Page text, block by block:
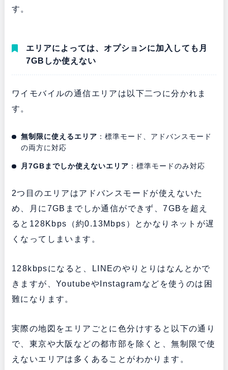
す。
エリアによっては、オプションに加入しても月
7GBしか使えない
ワイモバイルの通信エリアは以下二つに分かれま
す。
無制限に使えるエリア ：標準モード、アドバンスモード
の両方に対応
月7GBまでしか使えないエリア ：標準モードのみ対応
2つ目のエリアはアドバンスモードが使えないた
め、月に7GBまでしか通信ができず、7GBを超え
ると128Kbps（約0.13Mbps）とかなりネットが遅
くなってしまいます。
128kbpsになると、LINEのやりとりはなんとかで
きますが、YoutubeやInstagramなどを使うのは困
難になります。
実際の地図をエリアごとに色分けすると以下の通り
で、東京や大阪などの都市部を除くと、無制限で使
えないエリアは多くあることがわかります。